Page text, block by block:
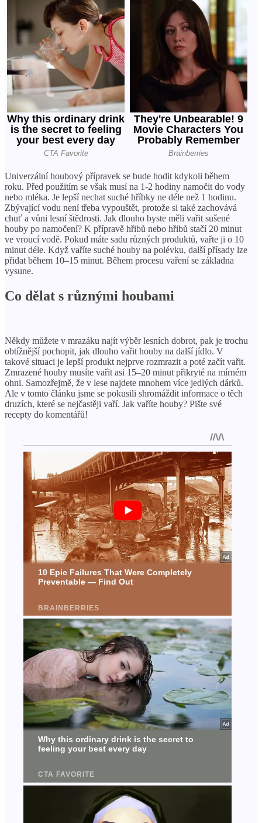
Univerzální houbový přípravek se bude hodit kdykoli během
roku. Před použitím se však musí na 1-2 hodiny namočit do vody
nebo mléka. Je lepší nechat suché hříbky ne déle než 1 hodinu.
Zbývající vodu není třeba vypouštět, protože si také zachovává
chuť a vůni lesní štědrosti. Jak dlouho byste měli vařit sušené
houby po namočení? K přípravě hřibů nebo hřibů stačí 20 minut
ve vroucí vodě. Pokud máte sadu různých produktů, vařte ji o 10
minut déle. Když vaříte suché houby na polévku, další přísady lze
přidat během 10–15 minut. Během procesu vaření se základna
vysune.
Co dělat s různými houbami
Někdy můžete v mrazáku najít výběr lesních dobrot, pak je trochu
obtížnější pochopit, jak dlouho vařit houby na další jídlo. V
takové situaci je lepší produkt nejprve rozmrazit a poté začít vařit.
Zmrazené houby musíte vařit asi 15–20 minut přikryté na mírném
ohni. Samozřejmě, že v lese najdete mnohem více jedlých dárků.
Ale v tomto článku jsme se pokusili shromáždit informace o těch
druzích, které se nejčastěji vaří. Jak vaříte houby? Pište své
recepty do komentářů!